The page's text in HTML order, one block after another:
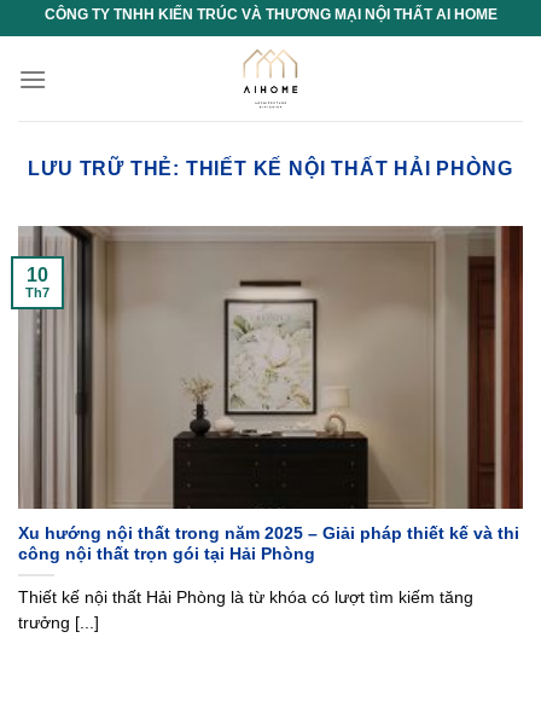
Chuyển
nội
CÔNG TY TNHH KIẾN TRÚC VÀ THƯƠNG MẠI NỘI THẤT AI HOME
LƯU TRỮ THẺ: THIẾT KẾ NỘI THẤT HẢI PHÒNG
Xu hướng nội thất trong năm 2025 – Giải pháp thiết kế và thi
công nội thất trọn gói tại Hải Phòng
Thiết kế nội thất Hải Phòng là từ khóa có lượt tìm kiếm tăng
trưởng [...]
10
Th7